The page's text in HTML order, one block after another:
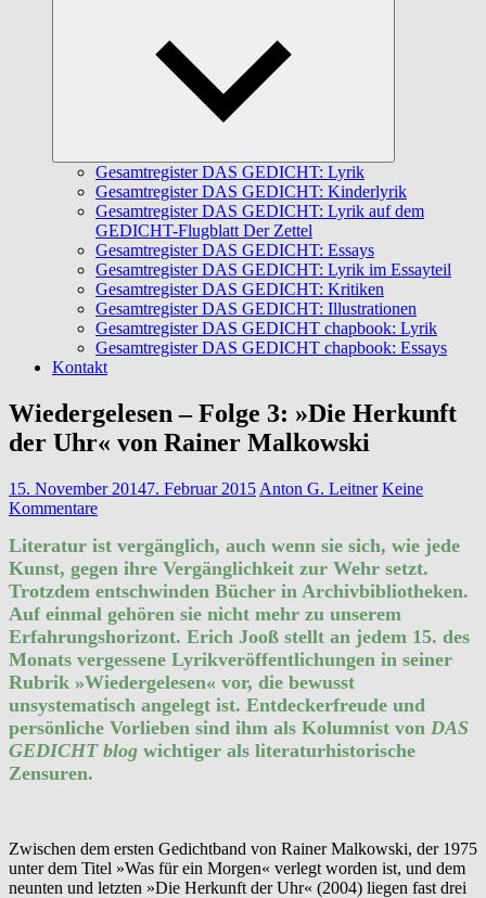
Gesamtregister DAS GEDICHT: Lyrik
Gesamtregister DAS GEDICHT: Kinderlyrik
Gesamtregister DAS GEDICHT: Lyrik auf dem
GEDICHT-Flugblatt Der Zettel
Gesamtregister DAS GEDICHT: Essays
Gesamtregister DAS GEDICHT: Lyrik im Essayteil
Gesamtregister DAS GEDICHT: Kritiken
Gesamtregister DAS GEDICHT: Illustrationen
Gesamtregister DAS GEDICHT chapbook: Lyrik
Gesamtregister DAS GEDICHT chapbook: Essays
Kontakt
Wiedergelesen – Folge 3: »Die Herkunft
der Uhr« von Rainer Malkowski
15. November 20147. Februar 2015 Anton G. Leitner Keine
Kommentare
Literatur ist vergänglich, auch wenn sie sich, wie jede
Kunst, gegen ihre Vergänglichkeit zur Wehr setzt.
Trotzdem entschwinden Bücher in Archivbibliotheken.
Auf einmal gehören sie nicht mehr zu unserem
Erfahrungshorizont. Erich Jooß stellt an jedem 15. des
Monats vergessene Lyrikveröffentlichungen in seiner
Rubrik »Wiedergelesen« vor, die bewusst
unsystematisch angelegt ist. Entdeckerfreude und
persönliche Vorlieben sind ihm als Kolumnist von DAS
GEDICHT blog wichtiger als literaturhistorische
Zensuren.
Zwischen dem ersten Gedichtband von Rainer Malkowski, der 1975
unter dem Titel »Was für ein Morgen« verlegt worden ist, und dem
neunten und letzten »Die Herkunft der Uhr« (2004) liegen fast drei